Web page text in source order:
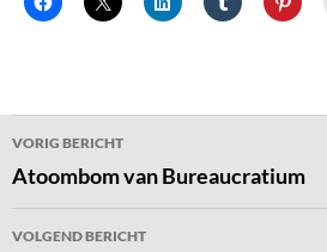
Bericht
navigatie
VORIG BERICHT
Atoombom van Bureaucratium
VOLGEND BERICHT